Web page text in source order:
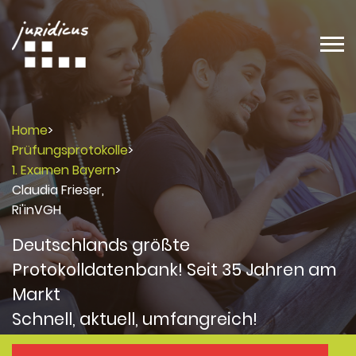
Home>
Prüfungsprotokolle>
1. Examen Bayern>
Claudia Frieser,
Ri'inVGH
Deutschlands größte
Protokolldatenbank! Seit 35 Jahren am
Markt
Schnell, aktuell, umfangreich!